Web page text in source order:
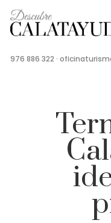
976 886 322 ·